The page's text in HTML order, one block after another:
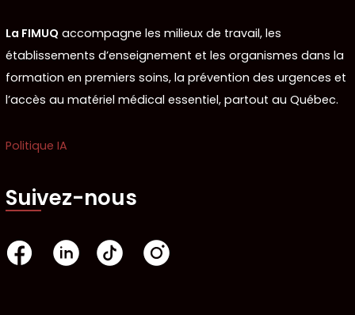
La FIMUQ accompagne les milieux de travail, les
établissements d’enseignement et les organismes dans la
formation en premiers soins, la prévention des urgences et
l’accès au matériel médical essentiel, partout au Québec.
Politique IA
Suivez-nous